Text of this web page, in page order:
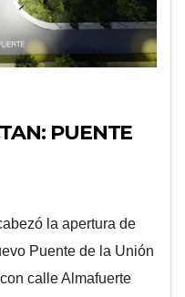
PUENTE
la apertura de
Puente de la Unión
calle Almafuerte